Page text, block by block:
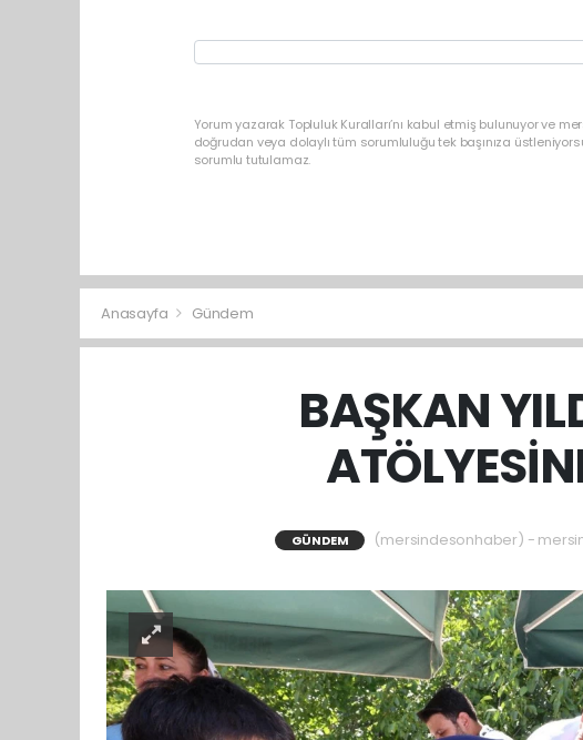
Yorum yazarak Topluluk Kuralları’nı kabul etmiş bulunuyor ve
doğrudan veya dolaylı tüm sorumluluğu tek başınıza
sorumlu tutulamaz.
Anasayfa Gündem
BAŞKAN
GÜNDEM (mersindesonhaber) -